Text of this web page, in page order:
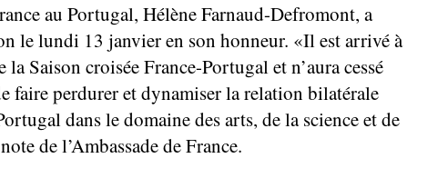
au Portugal, Hélène Farnaud-Defromont, a
le lundi 13 janvier en son honneur. «Il est arrivé à
Saison croisée France-Portugal et n’aura cessé
faire perdurer et dynamiser la relation bilatérale
dans le domaine des arts, de la science et de
de l’Ambassade de France.